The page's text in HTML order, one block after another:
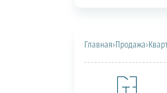
Главная›Продажа›